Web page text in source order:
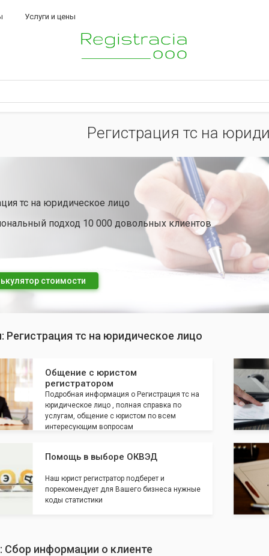
Услуги и цены
Регистрация тс на
тс на юридическое лицо
подход 10 000 довольных клиентов
стоимости
Регистрация тс на юридическое лицо
Общение с юристом
регистратором
Подробная информация о Регистрация тс на
юридическое лицо , полная справка по
услугам, общение с юристом по всем
интересующим вопросам
Помощь в выборе ОКВЭД
Наш юрист регистратор подберет и
порекомендует для Вашего бизнеса нужные
коды статистики
Сбор информации о клиенте